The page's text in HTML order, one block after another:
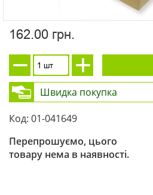
162.00 грн.
Швидка покупка
Код: 01-041649
Перепрошуємо, цього
товару нема в наявності.